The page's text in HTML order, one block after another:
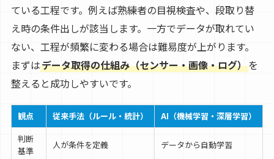
ている工程です。例えば熟練者の目視検査や、段取り替
え時の条件出しが該当します。一方でデータが取れてい
ない、工程が頻繁に変わる場合は難易度が上がります。
まずはデータ取得の仕組み（センサー・画像・ログ）を
整えると成功しやすいです。
観点 従来手法（ルール・統計）
AI（機械学習・深層学習）
判断
基準
人が条件を定義 データから自動学習